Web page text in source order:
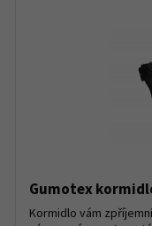
Gumotex
Kormidlo vám